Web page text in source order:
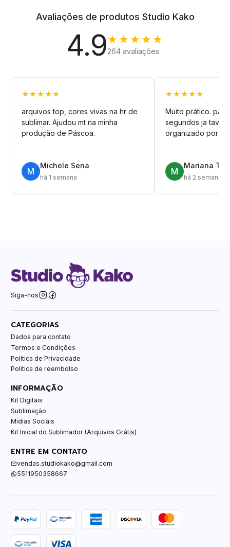
Avaliações de produtos Studio Kako
4.9★★★★★
264 avaliações
★★★★★
arquivos top, cores vivas na hr de
sublimar. Ajudou mt na minha
produção de Páscoa.
M
Michele Sena
há 1 semana
★★★★★
Muito prático.
segundos ja tava
organizado por
M
Mariana T.
há 2 semanas
Siga-nos
CATEGORIAS
Dados para contato
Termos e Condições
Política de Privacidade
Politica de reembolso
INFORMAÇÃO
Kit Digitais
Sublimação
Mídias Sociais
Kit Inicial do Sublimador (Arquivos Grátis)
ENTRE EM CONTATO
vendas.studiokako@gmail.com
5511950358667